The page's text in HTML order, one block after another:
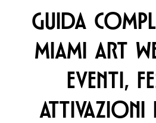
GUIDA
MIAMI ART
EVENTI,